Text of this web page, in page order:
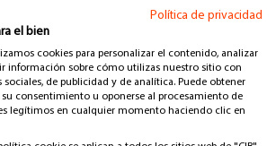
Política de privacidad
el bien
cookies para personalizar el contenido, analizar
información sobre cómo utilizas nuestro sitio con
sociales, de publicidad y de analítica. Puede obtener
consentimiento u oponerse al procesamiento de
legítimos en cualquier momento haciendo clic en